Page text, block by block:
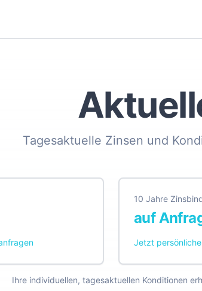
Tagesaktuelle Zinsen und
10 Jahre
auf
Jetzt
Ihre individuellen, tagesaktuellen Konditionen